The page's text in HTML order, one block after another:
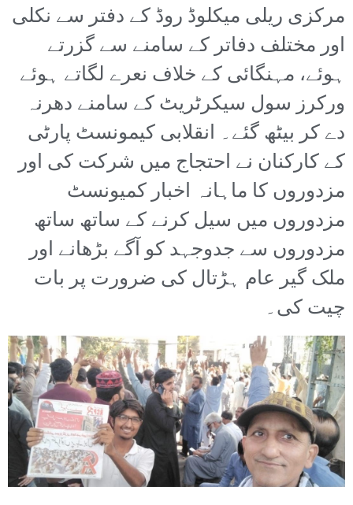
مرکزی ریلی میکلوڈ روڈ کے دفتر سے نکلی
اور مختلف دفاتر کے سامنے سے گزرتے
ہوئے، مہنگائی کے خلاف نعرے لگاتے ہوئے
ورکرز سول سیکرٹریٹ کے سامنے دھرنہ
دے کر بیٹھ گئے۔ انقلابی کیمونسٹ پارٹی
کے کارکنان نے احتجاج میں شرکت کی اور
مزدوروں کا ماہانہ اخبار کمیونسٹ
مزدوروں میں سیل کرنے کے ساتھ ساتھ
مزدوروں سے جدوجہد کو آگے بڑھانے اور
ملک گیر عام ہڑتال کی ضرورت پر بات
چیت کی۔